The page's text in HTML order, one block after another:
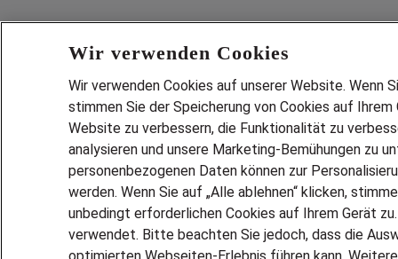
Wir verwenden Cookies
Wir verwenden Cookies auf unserer Website. Wenn
stimmen Sie der Speicherung von Cookies auf
Website zu verbessern, die Funktionalität zu
analysieren und unsere Marketing-Bemühungen zu
personenbezogenen Daten können zur
werden. Wenn Sie auf „Alle ablehnen“ klicken,
unbedingt erforderlichen Cookies auf Ihrem Gerät
verwendet. Bitte beachten Sie jedoch, dass die